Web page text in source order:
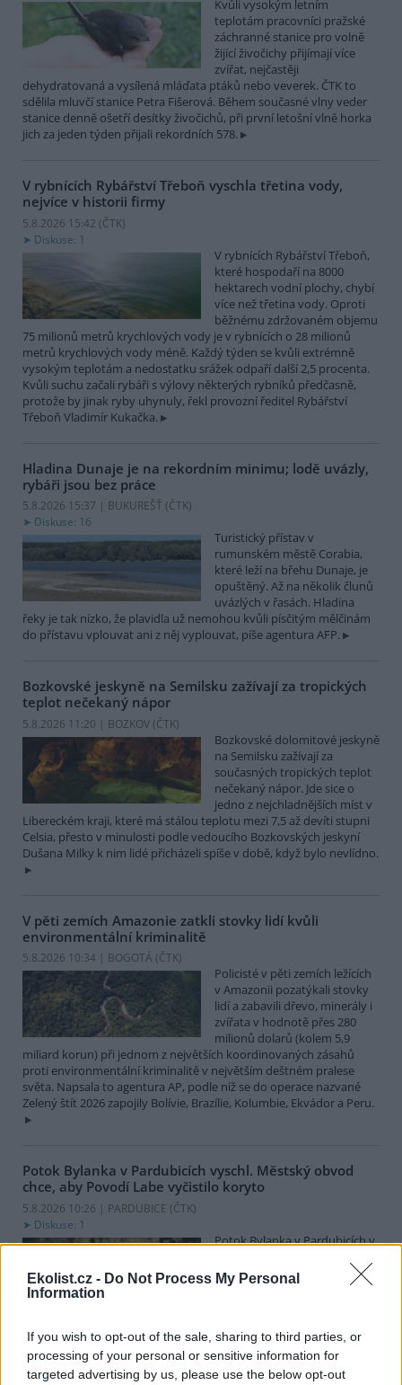
Ekolist.cz - Do Not Process My Personal
Information
If you wish to opt-out of the sale, sharing to third parties, or
processing of your personal or sensitive information for
targeted advertising by us, please use the below opt-out
Kvůli vysokým letním
teplotám pracovníci pražské
záchranné stanice pro volně
žijící živočichy přijímají více
zvířat, nejčastěji
dehydratovaná a vysílená mláďata ptáků nebo veverek. ČTK to
sdělila mluvčí stanice Petra Fišerová. Během současné vlny veder
stanice denně ošetří desítky živočichů, při první letošní vlně horka
jich za jeden týden přijali rekordních 578.
V rybnících Rybářství Třeboň vyschla třetina vody,
nejvíce v historii firmy
5.8.2026 15:42 (ČTK)
Diskuse: 1
V rybnících Rybářství Třeboň,
které hospodaří na 8000
hektarech vodní plochy, chybí
více než třetina vody. Oproti
běžnému zdržovaném objemu
75 milionů metrů krychlových vody je v rybnících o 28 milionů
metrů krychlových vody méně. Každý týden se kvůli extrémně
vysokým teplotám a nedostatku srážek odpaří další 2,5 procenta.
Kvůli suchu začali rybáři s výlovy některých rybníků předčasně,
protože by jinak ryby uhynuly, řekl provozní ředitel Rybářství
Třeboň Vladimír Kukačka.
Hladina Dunaje je na rekordním minimu; lodě uvázly,
rybáři jsou bez práce
5.8.2026 15:37 | BUKUREŠŤ (ČTK)
Diskuse: 16
Turistický přístav v
rumunském městě Corabia,
které leží na břehu Dunaje, je
opuštěný. Až na několik člunů
uvázlých v řasách. Hladina
řeky je tak nízko, že plavidla už nemohou kvůli písčitým mělčinám
do přístavu vplouvat ani z něj vyplouvat, píše agentura AFP.
Bozkovské jeskyně na Semilsku zažívají za tropických
teplot nečekaný nápor
5.8.2026 11:20 | BOZKOV (ČTK)
Bozkovské dolomitové jeskyně
na Semilsku zažívají za
současných tropických teplot
nečekaný nápor. Jde sice o
jedno z nejchladnějších míst v
Libereckém kraji, které má stálou teplotu mezi 7,5 až devíti stupni
Celsia, přesto v minulosti podle vedoucího Bozkovských jeskyní
Dušana Milky k nim lidé přicházeli spíše v době, když bylo nevlídno.
V pěti zemích Amazonie zatkli stovky lidí kvůli
environmentální kriminalitě
5.8.2026 10:34 | BOGOTÁ (ČTK)
Policisté v pěti zemích ležících
v Amazonii pozatýkali stovky
lidí a zabavili dřevo, minerály i
zvířata v hodnotě přes 280
milionů dolarů (kolem 5,9
miliard korun) při jednom z největších koordinovaných zásahů
proti environmentální kriminalitě v největším deštném pralese
světa. Napsala to agentura AP, podle níž se do operace nazvané
Zelený štít 2026 zapojily Bolívie, Brazílie, Kolumbie, Ekvádor a Peru.
Potok Bylanka v Pardubicích vyschl. Městský obvod
chce, aby Povodí Labe vyčistilo koryto
5.8.2026 10:26 | PARDUBICE (ČTK)
Diskuse: 1
Potok Bylanka v Pardubicích v
průtoků a suchého počasí
vyschl. Městský obvod VI chce
Povodí Labe. Organizace ale požadavek odmítla s tím, že údržbu
dělala už v červnu a další zásah v tuto chvíli neplánuje, zjistila ČTK.